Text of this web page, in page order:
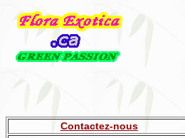
Contactez-nous